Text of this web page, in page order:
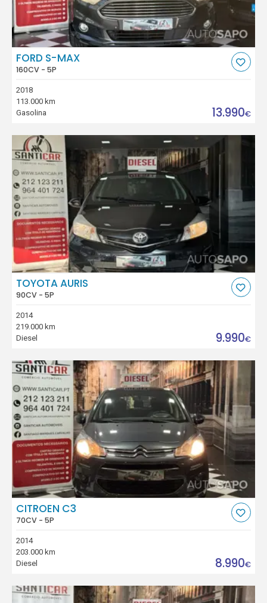
FORD S-MAX
160CV - 5P
2018
113.000 km
Gasolina
13.990€
TOYOTA AURIS
90CV - 5P
2014
219.000 km
Diesel
9.990€
CITROEN C3
70CV - 5P
2014
203.000 km
Diesel
8.990€